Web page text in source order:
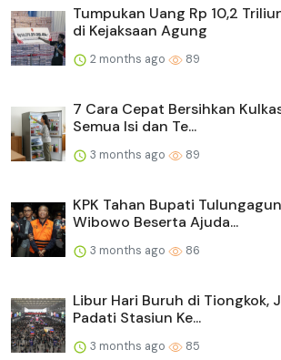
Tumpukan Uang Rp 10,2
di Kejaksaan Agung
2 months ago 89
7 Cara Cepat Bersihkan
Semua Isi dan Te...
3 months ago 89
KPK Tahan Bupati
Wibowo Beserta Ajuda...
3 months ago 86
Libur Hari Buruh di Tiongkok,
Padati Stasiun Ke...
3 months ago 85